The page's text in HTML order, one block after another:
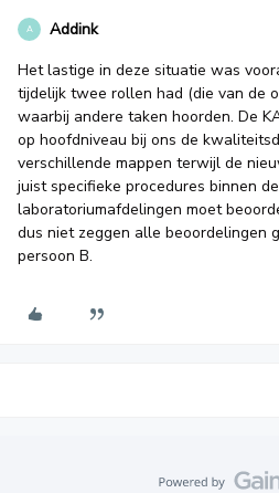
A Addink
Het lastige in deze situatie was
tijdelijk twee rollen had (die van de
waarbij andere taken hoorden. De
op hoofdniveau bij ons de
verschillende mappen terwijl de
juist specifieke procedures binnen
laboratoriumafdelingen moet
dus niet zeggen alle beoordelingen
persoon B.